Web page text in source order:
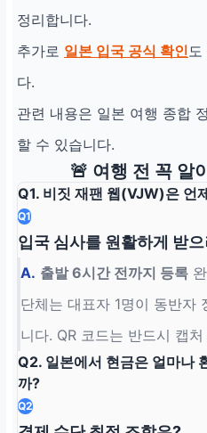
정리합니다.
추가로 일본 입국 공식 확인
다.
관련 내용은 일본 여행 종합
할 수 있습니다.
🚨 여행 전 꼭 알
Q1. 비짓 재팬 웹(VJW)은 언
Q1
입국 심사를 원활하게 받
A. 출발 6시간 전까지 등록
단체는 대표자 1명이 동반자
니다. QR 코드는 반드시 캡
Q2. 일본에서 현금은 얼마나
까?
Q2